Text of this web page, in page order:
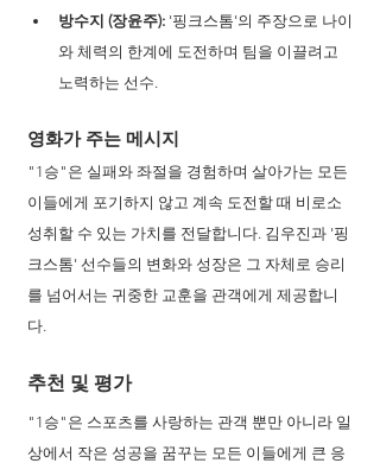
방수지 (장윤주): '핑크스톰'의 주장으로 나이
와 체력의 한계에 도전하며 팀을 이끌려고
노력하는 선수.
영화가 주는 메시지
"1승"은 실패와 좌절을 경험하며 살아가는 모든
이들에게 포기하지 않고 계속 도전할 때 비로소
성취할 수 있는 가치를 전달합니다. 김우진과 '핑
크스톰' 선수들의 변화와 성장은 그 자체로 승리
를 넘어서는 귀중한 교훈을 관객에게 제공합니
다.
추천 및 평가
"1승"은 스포츠를 사랑하는 관객 뿐만 아니라 일
상에서 작은 성공을 꿈꾸는 모든 이들에게 큰 응